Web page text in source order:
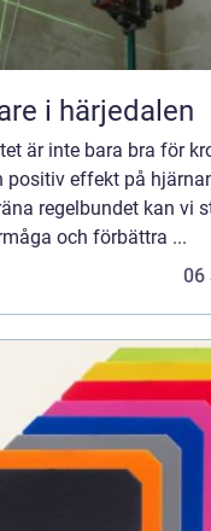
i härjedalen
är inte bara bra för
positiv effekt på
regelbundet kan vi
och förbättra ...
06